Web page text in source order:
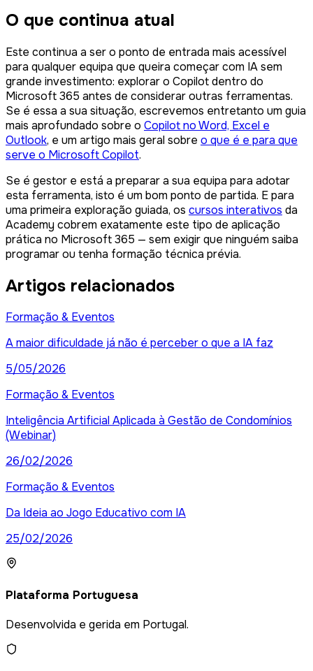
O que continua atual
Este continua a ser o ponto de entrada mais acessível
para qualquer equipa que queira começar com IA sem
grande investimento: explorar o Copilot dentro do
Microsoft 365 antes de considerar outras ferramentas.
Se é essa a sua situação, escrevemos entretanto um guia
mais aprofundado sobre o Copilot no Word, Excel e
Outlook, e um artigo mais geral sobre o que é e para que
serve o Microsoft Copilot.
Se é gestor e está a preparar a sua equipa para adotar
esta ferramenta, isto é um bom ponto de partida. E para
uma primeira exploração guiada, os cursos interativos da
Academy cobrem exatamente este tipo de aplicação
prática no Microsoft 365 — sem exigir que ninguém saiba
programar ou tenha formação técnica prévia.
Artigos relacionados
Formação & Eventos
A maior dificuldade já não é perceber o que a IA faz
5/05/2026
Formação & Eventos
Inteligência Artificial Aplicada à Gestão de Condomínios
(Webinar)
26/02/2026
Formação & Eventos
Da Ideia ao Jogo Educativo com IA
25/02/2026
Plataforma Portuguesa
Desenvolvida e gerida em Portugal.